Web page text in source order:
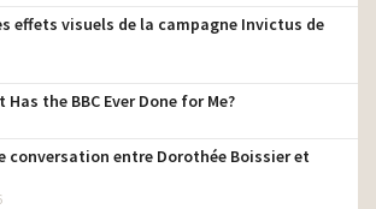
effets visuels de la campagne Invictus de
Has the BBC Ever Done for Me?
conversation entre Dorothée Boissier et